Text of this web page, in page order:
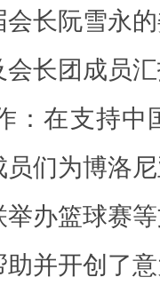
长阮雪永
长团成员
：在支持
们为博洛
办篮球赛
并开创了